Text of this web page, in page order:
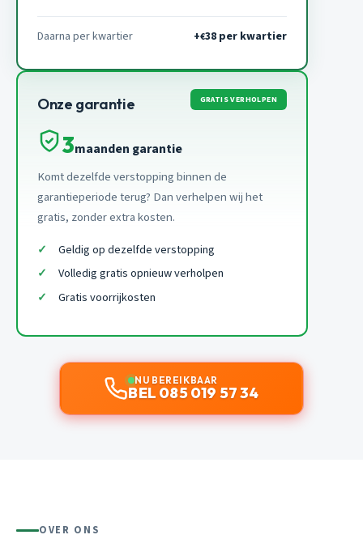
Daarna per kwartier +€38 per kwartier
Onze garantie GRATIS VERHOLPEN
3maanden garantie
Komt dezelfde verstopping binnen de
garantieperiode terug? Dan verhelpen wij het
gratis, zonder extra kosten.
Geldig op dezelfde verstopping
Volledig gratis opnieuw verholpen
Gratis voorrijkosten
NU BEREIKBAAR
BEL 085 019 57 34
OVER ONS